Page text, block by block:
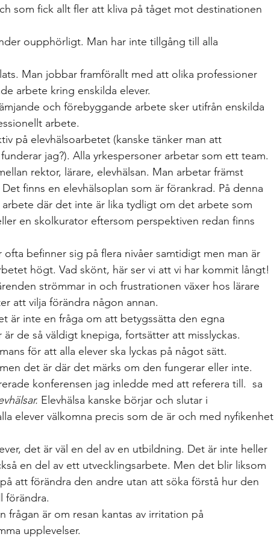
som fick allt fler att kliva på tåget mot destinationen
oupphörligt. Man har inte tillgång till alla
Man jobbar framförallt med att olika professioner
arbete kring enskilda elever.
och förebyggande arbete sker utifrån enskilda
arbete.
på elevhälsoarbetet (kanske tänker man att
jag?). Alla yrkespersoner arbetar som ett team.
rektor, lärare, elevhälsan. Man arbetar främst
finns en elevhälsoplan som är förankrad. På denna
där det inte är lika tydligt om det arbete som
en skolkurator eftersom perspektiven redan finns
befinner sig på flera nivåer samtidigt men man är
högt. Vad skönt, här ser vi att vi har kommit långt!
strömmar in och frustrationen växer hos lärare
att vilja förändra någon annan.
är inte en fråga om att betygssätta den egna
de så väldigt knepiga, fortsätter att misslyckas.
för att alla elever ska lyckas på något sätt.
det är där det märks om den fungerar eller inte.
konferensen jag inledde med att referera till.  sa
Elevhälsa kanske börjar och slutar i
elever välkomna precis som de är och med nyfikenhet
det är väl en del av en utbildning. Det är inte heller
en del av ett utvecklingsarbete. Men det blir liksom
att förändra den andre utan att söka förstå hur den
förändra.
är om resan kantas av irritation på
upplevelser.